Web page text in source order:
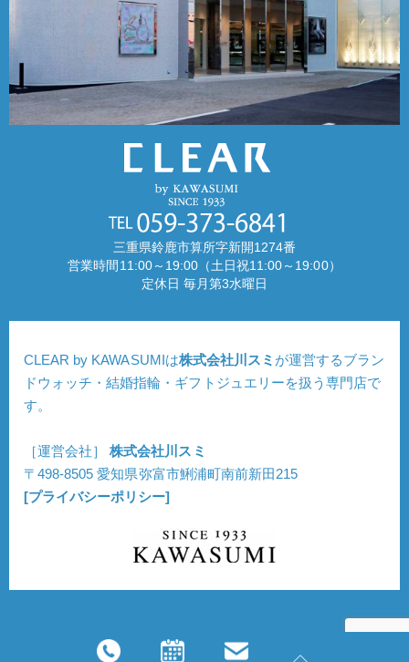
三重県鈴鹿市算所字新開1274番
営業時間11:00～19:00（土日祝11:00～19:00）
定休日 毎月第3水曜日
CLEAR by KAWASUMIは株式会社川スミ が運営するブラン
ドウォッチ・結婚指輪・ギフトジュエリーを扱う専門店で
す。
［運営会社］株式会社川スミ
〒498-8505 愛知県弥富市鯏浦町南前新田215
[プライバシーポリシー]
Copyright © CLEAR. All Rights Reserved.